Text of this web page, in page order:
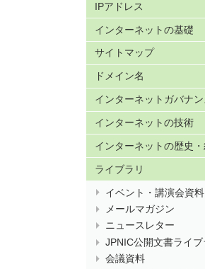
IPアドレス
インターネットの基礎
サイトマップ
ドメイン名
インターネットガバナン
インターネットの技術
インターネットの歴史
ライブラリ
イベント・講演会資料
メールマガジン
ニュースレター
JPNIC公開文書ライブ
会議資料